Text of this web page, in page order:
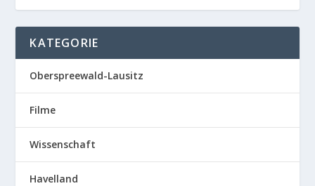
KATEGORIE
Oberspreewald-Lausitz
Filme
Wissenschaft
Havelland